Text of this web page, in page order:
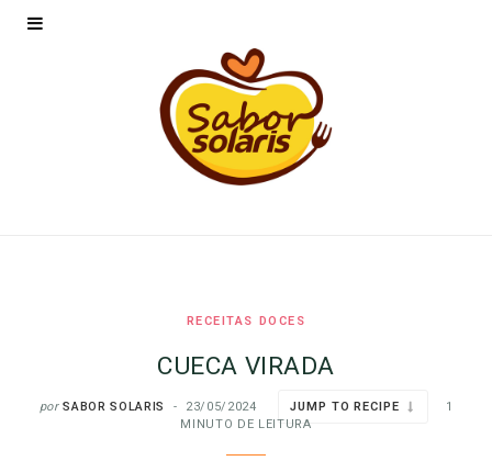
RECEITAS DOCES
CUECA VIRADA
por SABOR SOLARIS 23/05/2024 JUMP TO RECIPE
1
MINUTO DE LEITURA